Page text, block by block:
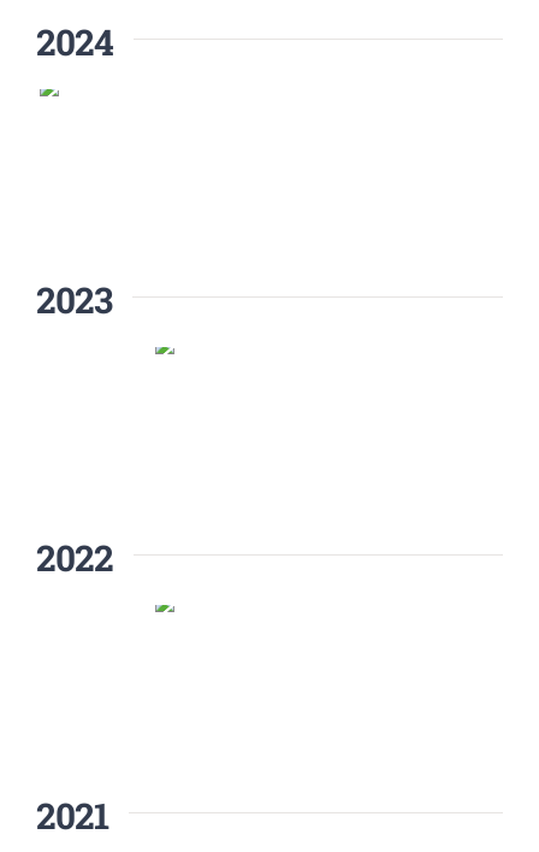
2024
2023
2022
2021